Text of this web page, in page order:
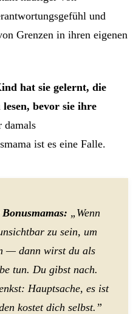
und
Grenzen in ihren eigenen
hat sie gelernt, die
bevor sie ihre
damals
ist es eine Falle.
„Wenn
zu sein, um
— dann wirst du als
tun. Du gibst nach.
Hauptsache, es ist
kostet dich selbst.”